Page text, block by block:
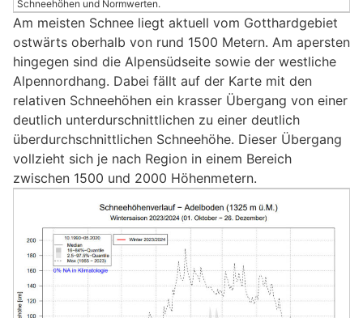
Schneehöhen und Normwerten.
Am meisten Schnee liegt aktuell vom Gotthardgebiet
ostwärts oberhalb von rund 1500 Metern. Am apersten
hingegen sind die Alpensüdseite sowie der westliche
Alpennordhang. Dabei fällt auf der Karte mit den
relativen Schneehöhen ein krasser Übergang von einer
deutlich unterdurschnittlichen zu einer deutlich
überdurchschnittlichen Schneehöhe. Dieser Übergang
vollzieht sich je nach Region in einem Bereich
zwischen 1500 und 2000 Höhenmetern.